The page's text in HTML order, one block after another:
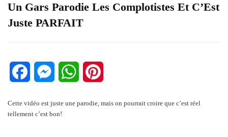
Un Gars Parodie Les Complotistes Et C’Est
Juste PARFAIT
FacebookMessengerWhatsApp
Cette vidéo est juste une parodie, mais on pourrait croire que c’est réel
tellement c’est bon!